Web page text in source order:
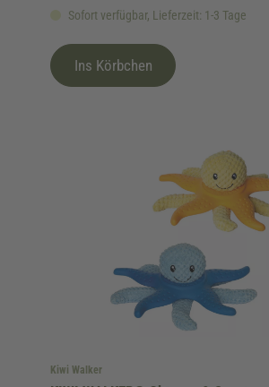
Sofort verfügbar, Lieferzeit: 1-3 Tage
Ins Körbchen
Kiwi Walker